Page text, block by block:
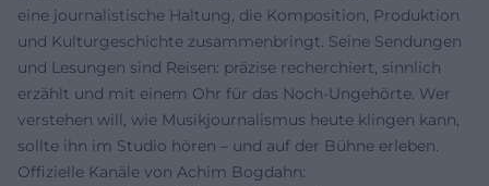
eine journalistische Haltung, die Komposition, Produktion
und Kulturgeschichte zusammenbringt. Seine Sendungen
und Lesungen sind Reisen: präzise recherchiert, sinnlich
erzählt und mit einem Ohr für das Noch-Ungehörte. Wer
verstehen will, wie Musikjournalismus heute klingen kann,
sollte ihn im Studio hören – und auf der Bühne erleben.
Offizielle Kanäle von Achim Bogdahn: